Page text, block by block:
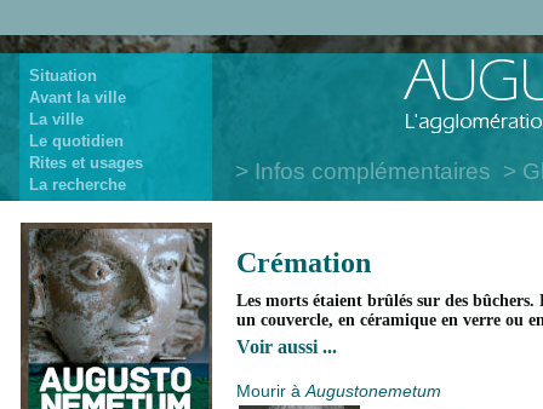
Situation
Avant la ville
La ville
Le quotidien
Rites et usages
La recherche
Infos complémentaires
Crémation
Les morts étaient brûlés sur des bûchers.
un couvercle, en céramique en verre ou
Voir aussi ...
Mourir à Augustonemetum